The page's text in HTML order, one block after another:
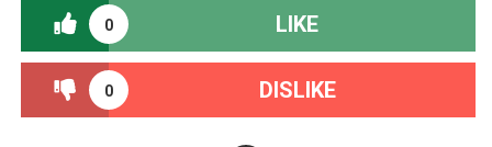
0 LIKE
0 DISLIKE